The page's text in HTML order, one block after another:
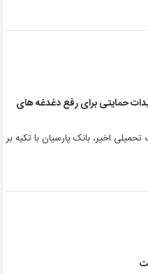
حمایتی برای رفع دغدغه های
بانک : در طول 12 روز جنگ تحمیلی اخیر، بانک پارسیان با تکیه بر